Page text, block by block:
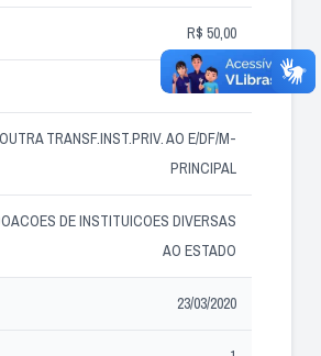
R$ 50,00
4001133
TRANSF.INST.PRIV. AO E/DF/M-
PRINCIPAL
DE INSTITUICOES DIVERSAS
AO ESTADO
23/03/2020